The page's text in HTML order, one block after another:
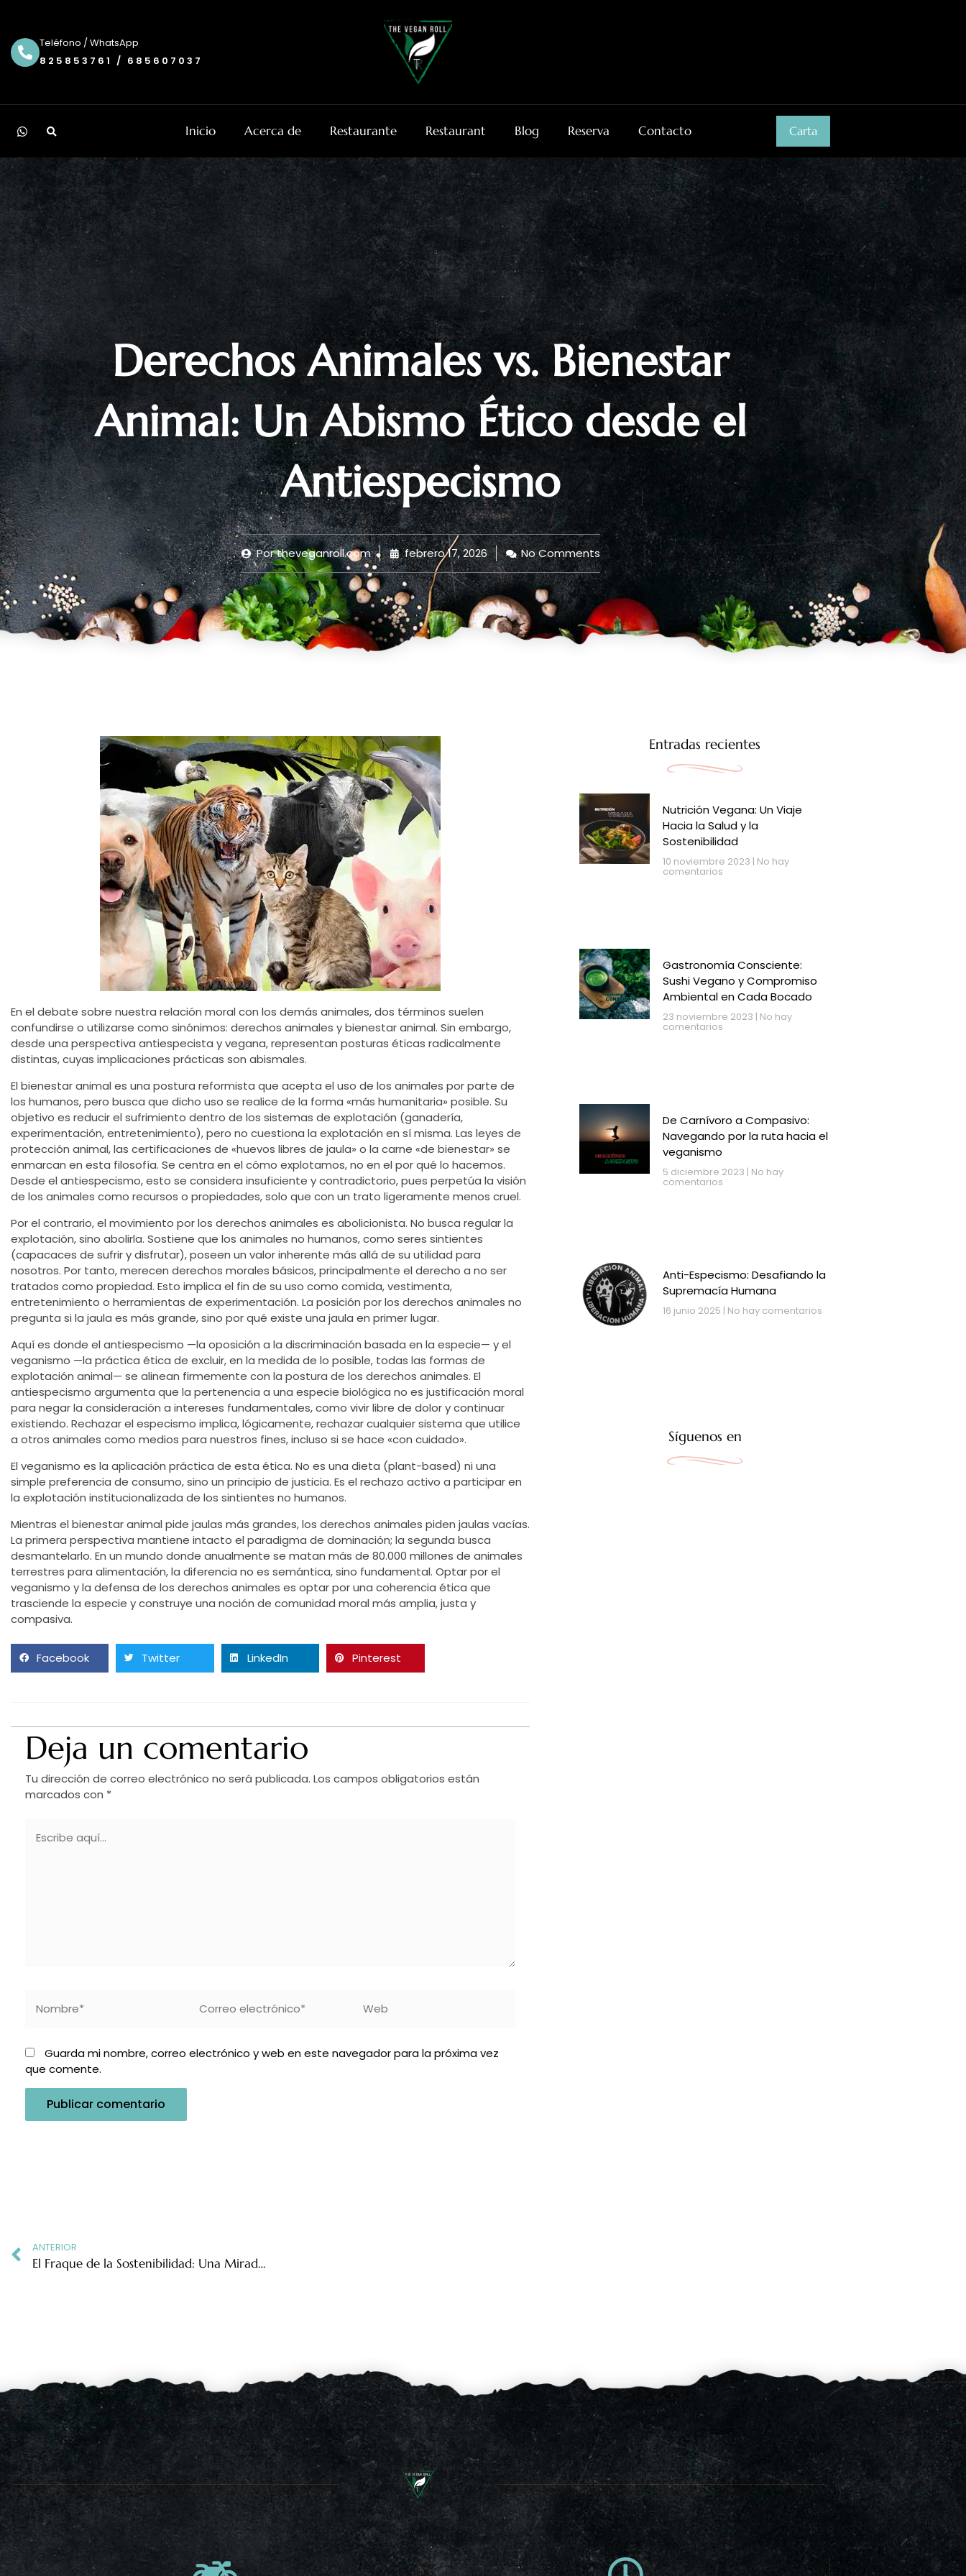
contenidoTeléfono / WhatsApp
825853761 / 685607037
W
h
t
s
a
p
p
Inicio Acerca de Restaurante Restaurant Blog Reserva Contacto Carta
Derechos Animales vs. Bienestar
Animal: Un Abismo Ético desde el
Antiespecismo
Portheveganroll.com febrero 17, 2026 No Comments
En el debate sobre nuestra relación moral con los demás animales, dos términos suelen
confundirse o utilizarse como sinónimos: derechos animales y bienestar animal. Sin embargo,
desde una perspectiva antiespecista y vegana, representan posturas éticas radicalmente
distintas, cuyas implicaciones prácticas son abismales.
El bienestar animal es una postura reformista que acepta el uso de los animales por parte de
los humanos, pero busca que dicho uso se realice de la forma «más humanitaria» posible. Su
objetivo es reducir el sufrimiento dentro de los sistemas de explotación (ganadería,
experimentación, entretenimiento), pero no cuestiona la explotación en sí misma. Las leyes de
protección animal, las certificaciones de «huevos libres de jaula» o la carne «de bienestar» se
enmarcan en esta filosofía. Se centra en el cómo explotamos, no en el por qué lo hacemos.
Desde el antiespecismo, esto se considera insuficiente y contradictorio, pues perpetúa la visión
de los animales como recursos o propiedades, solo que con un trato ligeramente menos cruel.
Por el contrario, el movimiento por los derechos animales es abolicionista. No busca regular la
explotación, sino abolirla. Sostiene que los animales no humanos, como seres sintientes
(capacaces de sufrir y disfrutar), poseen un valor inherente más allá de su utilidad para
nosotros. Por tanto, merecen derechos morales básicos, principalmente el derecho a no ser
tratados como propiedad. Esto implica el fin de su uso como comida, vestimenta,
entretenimiento o herramientas de experimentación. La posición por los derechos animales no
pregunta si la jaula es más grande, sino por qué existe una jaula en primer lugar.
Aquí es donde el antiespecismo —la oposición a la discriminación basada en la especie— y el
veganismo —la práctica ética de excluir, en la medida de lo posible, todas las formas de
explotación animal— se alinean firmemente con la postura de los derechos animales. El
antiespecismo argumenta que la pertenencia a una especie biológica no es justificación moral
para negar la consideración a intereses fundamentales, como vivir libre de dolor y continuar
existiendo. Rechazar el especismo implica, lógicamente, rechazar cualquier sistema que utilice
a otros animales como medios para nuestros fines, incluso si se hace «con cuidado».
El veganismo es la aplicación práctica de esta ética. No es una dieta (plant-based) ni una
simple preferencia de consumo, sino un principio de justicia. Es el rechazo activo a participar en
la explotación institucionalizada de los sintientes no humanos.
Mientras el bienestar animal pide jaulas más grandes, los derechos animales piden jaulas vacías.
La primera perspectiva mantiene intacto el paradigma de dominación; la segunda busca
desmantelarlo. En un mundo donde anualmente se matan más de 80.000 millones de animales
terrestres para alimentación, la diferencia no es semántica, sino fundamental. Optar por el
veganismo y la defensa de los derechos animales es optar por una coherencia ética que
trasciende la especie y construye una noción de comunidad moral más amplia, justa y
compasiva.
Facebook Twitter LinkedIn Pinterest
Deja un comentario
Tu dirección de correo electrónico no será publicada. Los campos obligatorios están
marcados con *
aquí...
electrónico*
Guarda mi nombre, correo electrónico y web en este navegador para la próxima vez
que comente.
ANTERIOR
El Fraque de la Sostenibilidad: Una Mirada Antiespecista a la Industria del Aceite de Palma
Entradas recientes
Nutrición Vegana: Un Viaje
Hacia la Salud y la
Sostenibilidad
10 noviembre 2023 No hay
comentarios
Gastronomía Consciente:
Sushi Vegano y Compromiso
Ambiental en Cada Bocado
23 noviembre 2023 No hay
comentarios
De Carnívoro a Compasivo:
Navegando por la ruta hacia el
veganismo
5 diciembre 2023 No hay
comentarios
Anti-Especismo: Desafiando la
Supremacía Humana
16 junio 2025 No hay comentarios
Síguenos en